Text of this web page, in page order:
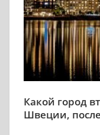
Какой город
Швеции,